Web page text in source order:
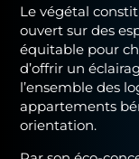
Le végétal
ouvert sur des
équitable pour
d’offrir un
l’ensemble des
appartements
orientation.